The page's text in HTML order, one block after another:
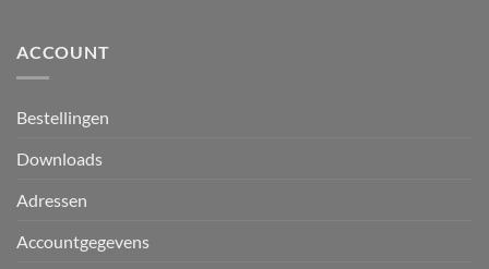
ACCOUNT
Bestellingen
Downloads
Adressen
Accountgegevens